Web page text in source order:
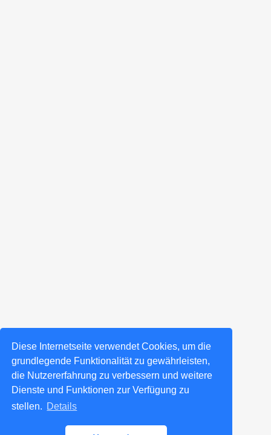
Diese Internetseite verwendet Cookies, um die
grundlegende Funktionalität zu gewährleisten,
die Nutzererfahrung zu verbessern und weitere
Dienste und Funktionen zur Verfügung zu
stellen. Details